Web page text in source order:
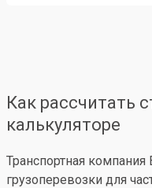
Как рассчитать
калькуляторе
Транспортная компания
грузоперевозки для